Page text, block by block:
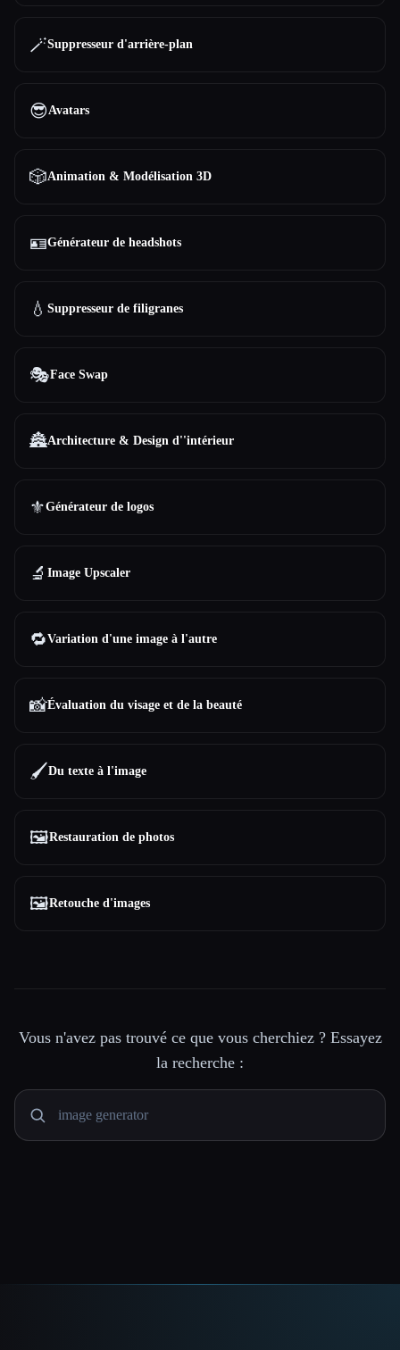
🪄Suppresseur d'arrière-plan
😎Avatars
🎲Animation & Modélisation 3D
🪪Générateur de headshots
💧 Suppresseur de filigranes
🎭Face Swap
🏯Architecture & Design d''intérieur
⚜️Générateur de logos
🔬 Image Upscaler
🔁Variation d'une image à l'autre
📸Évaluation du visage et de la beauté
🖌️Du texte à l'image
🖼️Restauration de photos
🖼️Retouche d'images
Vous n'avez pas trouvé ce que vous cherchiez ? Essayez
la recherche :